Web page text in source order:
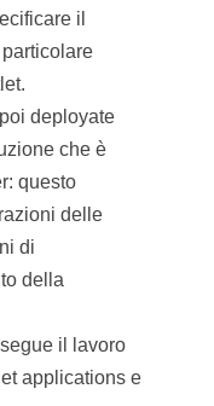
il
deployate
che è
questo
delle
di
della
il lavoro
applications e